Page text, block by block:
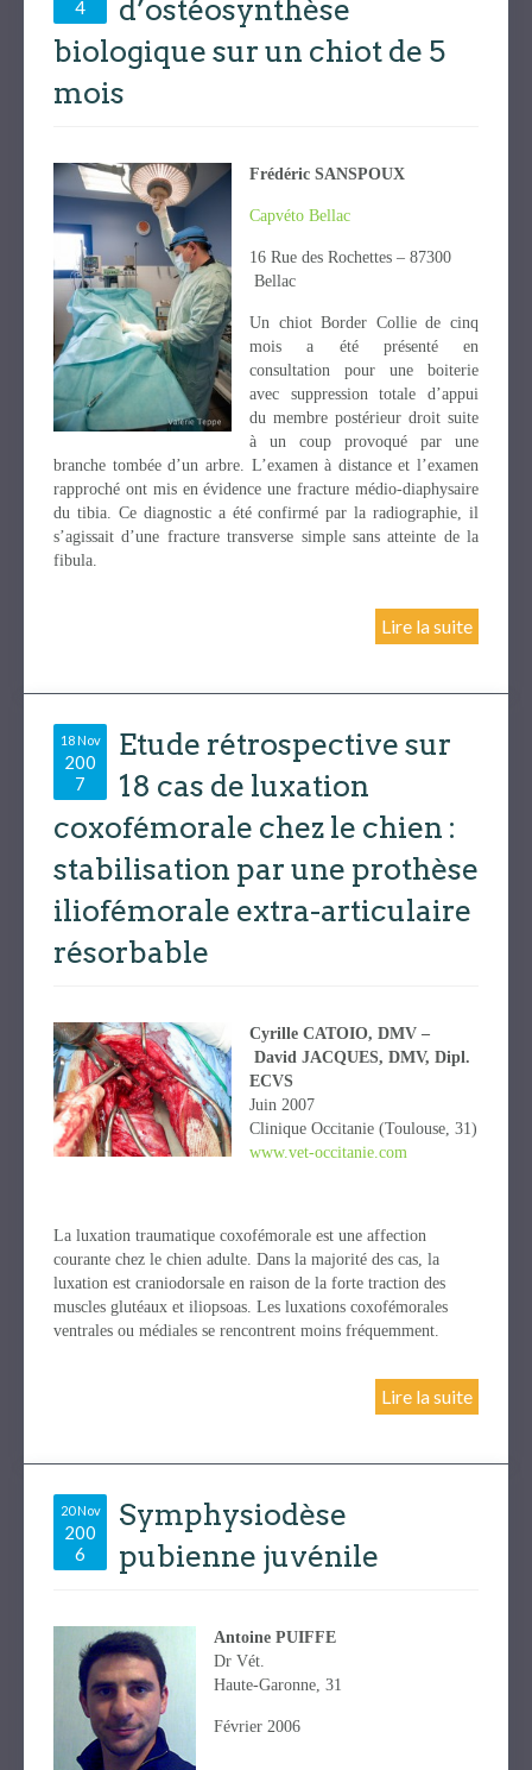
4
d’ostéosynthèse
biologique sur un chiot de 5
mois
Frédéric SANSPOUX
Capvéto Bellac
16 Rue des Rochettes – 87300
Bellac
Un chiot Border Collie de cinq
mois a été présenté en
consultation pour une boiterie
avec suppression totale d’appui
du membre postérieur droit suite
à un coup provoqué par une
branche tombée d’un arbre. L’examen à distance et l’examen
rapproché ont mis en évidence une fracture médio-diaphysaire
du tibia. Ce diagnostic a été confirmé par la radiographie, il
s’agissait d’une fracture transverse simple sans atteinte de la
fibula.
Lire la suite
18 Nov
200
7
Etude rétrospective sur
18 cas de luxation
coxofémorale chez le chien :
stabilisation par une prothèse
iliofémorale extra-articulaire
résorbable
Cyrille CATOIO, DMV –
David JACQUES, DMV, Dipl.
ECVS
Juin 2007
Clinique Occitanie (Toulouse, 31)
www.vet-occitanie.com
La luxation traumatique coxofémorale est une affection
courante chez le chien adulte. Dans la majorité des cas, la
luxation est craniodorsale en raison de la forte traction des
muscles glutéaux et iliopsoas. Les luxations coxofémorales
ventrales ou médiales se rencontrent moins fréquemment.
Lire la suite
20 Nov
200
6
Symphysiodèse
pubienne juvénile
Antoine PUIFFE
Dr Vét.
Haute-Garonne, 31
Février 2006